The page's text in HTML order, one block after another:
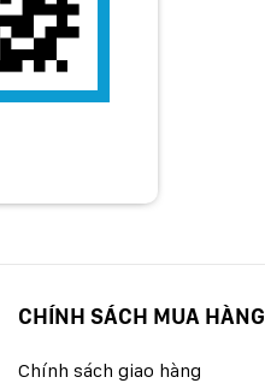
CHÍNH SÁCH MUA HÀNG
Chính sách giao hàng